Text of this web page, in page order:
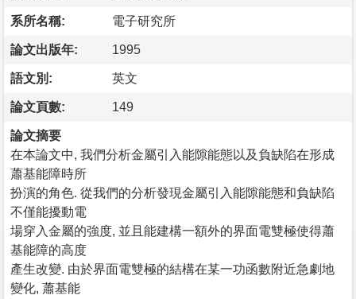
系所名稱: 電子研究所
論文出版年: 1995
語文別: 英文
論文頁數: 149
論文摘要
在本論文中, 我們分析金屬引入能隙能態以及負缺陷在形成
蕭基能障時所
扮演的角色. 從我們的分析發現金屬引入能隙能態和負缺陷
不僅能擾動電
場穿入金屬的強度, 並且能建構一額外的界面電雙極使得蕭
基能障的高度
產生改變. 由於界面電雙極的結構在某一功函數附近急劇地
變化, 蕭基能